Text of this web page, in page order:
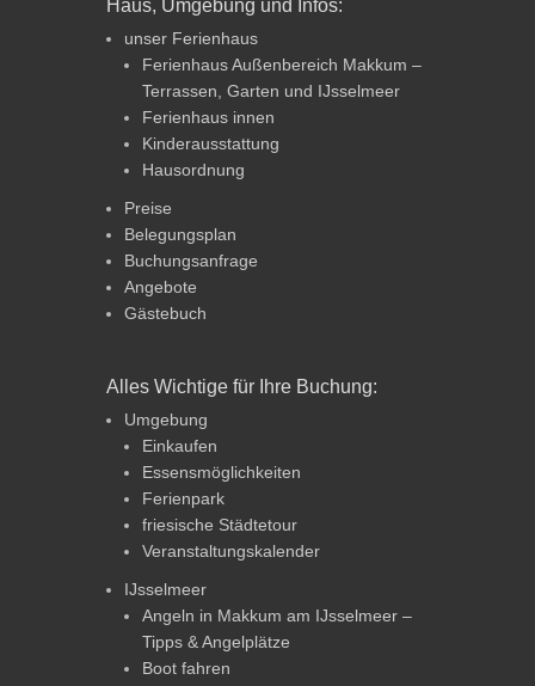
Haus, Umgebung und Infos:
unser Ferienhaus
Ferienhaus Außenbereich Makkum –
Terrassen, Garten und IJsselmeer
Ferienhaus innen
Kinderausstattung
Hausordnung
Preise
Belegungsplan
Buchungsanfrage
Angebote
Gästebuch
Alles Wichtige für Ihre Buchung:
Umgebung
Einkaufen
Essensmöglichkeiten
Ferienpark
friesische Städtetour
Veranstaltungskalender
IJsselmeer
Angeln in Makkum am IJsselmeer –
Tipps & Angelplätze
Boot fahren